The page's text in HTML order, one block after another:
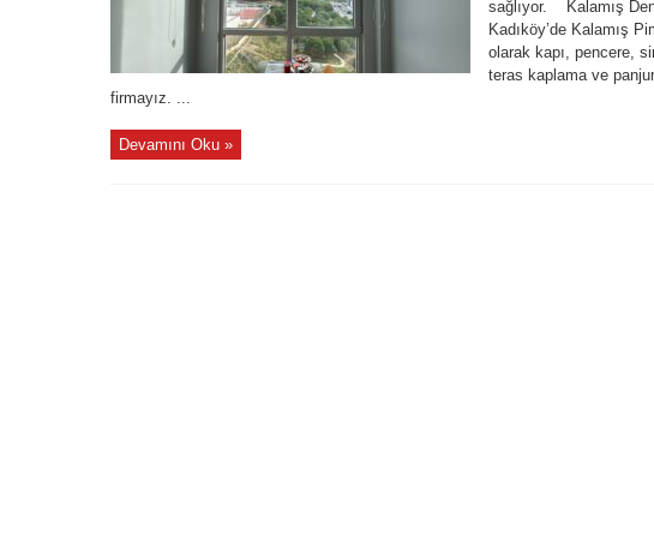
sağlıyor. Kalamış
Kadıköy’de Kalamış
olarak kapı, pencere,
teras kaplama ve
firmayız. ...
Devamını Oku »